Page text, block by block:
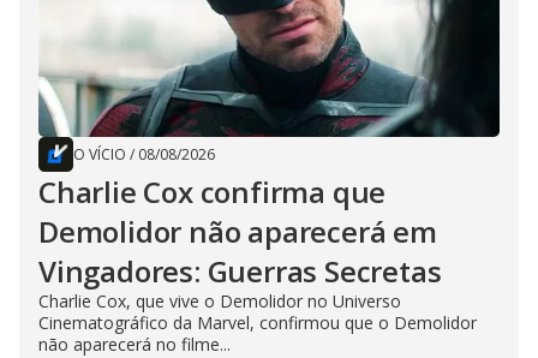
O VÍCIO / 08/08/2026
Charlie Cox confirma que
Demolidor não aparecerá em
Vingadores: Guerras Secretas
Charlie Cox, que vive o Demolidor no Universo
Cinematográfico da Marvel, confirmou que o Demolidor
não aparecerá no filme...